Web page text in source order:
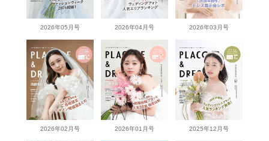
2026年05月号 2026年04月号 2026年03月号
2026年02月号 2026年01月号 2025年12月号